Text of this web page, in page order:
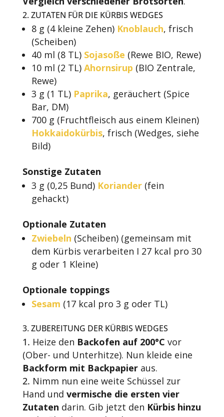
2. ZUTATEN FÜR DIE KÜRBIS WEDGES
8 g (4 kleine Zehen) Knoblauch, frisch
(Scheiben)
40 ml (8 TL) Sojasoße (Rewe BIO, Rewe)
10 ml (2 TL) Ahornsirup (BIO Zentrale,
Rewe)
3 g (1 TL) Paprika, geräuchert (Spice
Bar, DM)
700 g (Fruchtfleisch aus einem Kleinen)
Hokkaidokürbis, frisch (Wedges, siehe
Bild)
Sonstige Zutaten
3 g (0,25 Bund) Koriander(fein
gehackt)
Optionale Zutaten
Zwiebeln (Scheiben) (gemeinsam mit
dem Kürbis verarbeiten I 27 kcal pro 30
g oder 1 Kleine)
Optionale toppings
Sesam (17 kcal pro 3 g oder TL)
3. ZUBEREITUNG DER KÜRBIS WEDGES
Heize den Backofen auf 200°C vor
(Ober- und Unterhitze). Nun kleide eine
Backform mit Backpapieraus.
Nimm nun eine weite Schüssel zur
Hand und vermische die ersten vier
Zutaten darin. Gib jetzt den Kürbis hinzu